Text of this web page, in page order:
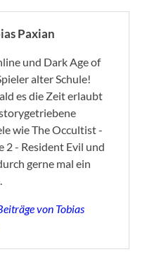
Paxian
und Dark Age of
alter Schule!
es die Zeit erlaubt
wie The Occultist -
2 - Resident Evil und
gerne mal ein
von Tobias